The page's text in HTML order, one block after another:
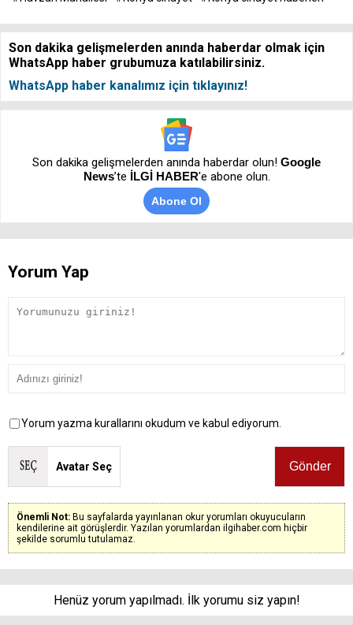
Son dakika gelişmelerden anında haberdar olmak için
WhatsApp haber grubumuza katılabilirsiniz.
WhatsApp haber kanalımız için tıklayınız!
Son dakika gelişmelerden anında haberdar olun! Google
News’te İLGİ HABER'e abone olun.
Abone Ol
Yorum Yap
Yorum yazma kurallarını okudum ve kabul ediyorum.
Avatar Seç
Önemli Not: Bu sayfalarda yayınlanan okur yorumları okuyucuların
kendilerine ait görüşlerdir. Yazılan yorumlardan ilgihaber.com hiçbir
şekilde sorumlu tutulamaz.
Henüz yorum yapılmadı. İlk yorumu siz yapın!